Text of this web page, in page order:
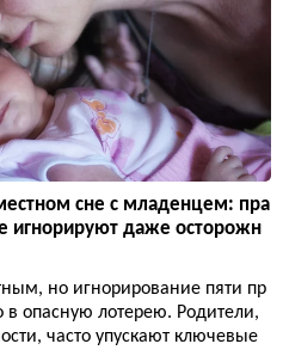
сне с младенцем: пра
игнорируют даже осторожн
но игнорирование пяти пр
в опасную лотерею. Родители,
часто упускают ключевые